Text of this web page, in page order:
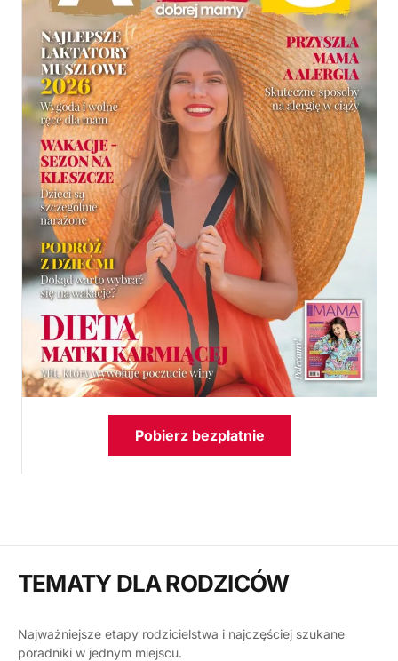
Pobierz bezpłatnie
TEMATY DLA RODZICÓW
Najważniejsze etapy rodzicielstwa i najczęściej szukane
poradniki w jednym miejscu.